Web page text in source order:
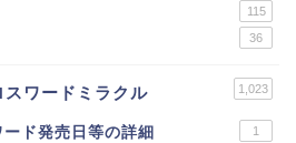
115
36
ワードミラクル 1,023
ド発売日等の詳細 1